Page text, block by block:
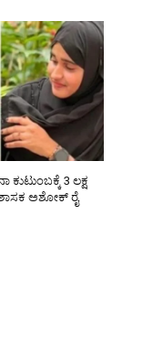
ಕುಟುಂಬಕ್ಕೆ 3 ಲಕ್ಷ
ಅಶೋಕ್ ರೈ